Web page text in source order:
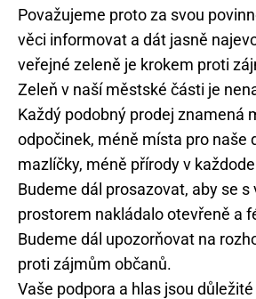
Považujeme proto za svou
věci informovat a dát jasně
veřejné zeleně je krokem proti
Zeleň v naší městské části je
Každý podobný prodej znamená
odpočinek, méně místa pro naše
mazlíčky, méně přírody v
Budeme dál prosazovat, aby se s
prostorem nakládalo otevřeně a
Budeme dál upozorňovat na
proti zájmům občanů.
Vaše podpora a hlas jsou